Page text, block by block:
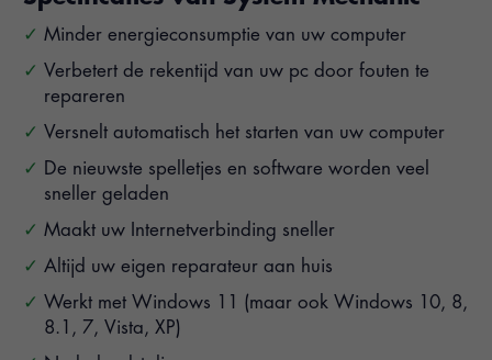
Minder energieconsumptie van uw computer
Verbetert de rekentijd van uw pc door fouten te
repareren
Versnelt automatisch het starten van uw computer
De nieuwste spelletjes en software worden veel
sneller geladen
Maakt uw Internetverbinding sneller
Altijd uw eigen reparateur aan huis
Werkt met Windows 11 (maar ook Windows 10, 8,
8.1, 7, Vista, XP)